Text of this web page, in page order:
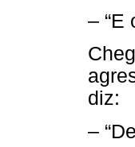
– “E
diz:
–